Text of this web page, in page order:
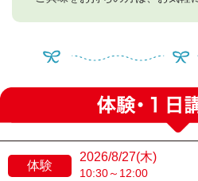
体験
2026/8/27(木)
10:30～12:00